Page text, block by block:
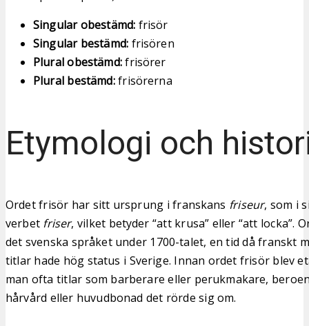
Singular obestämd: frisör
Singular bestämd: frisören
Plural obestämd:frisörer
Plural bestämd:frisörerna
Etymologi och
Ordet frisör har sitt ursprung i franskans friseur, som i
verbet friser, vilket betyder “att krusa” eller “att locka”.
det svenska språket under 1700-talet, en tid då franskt
titlar hade hög status i Sverige. Innan ordet frisör blev
man ofta titlar som barberare eller perukmakare,
hårvård eller huvudbonad det rörde sig om.